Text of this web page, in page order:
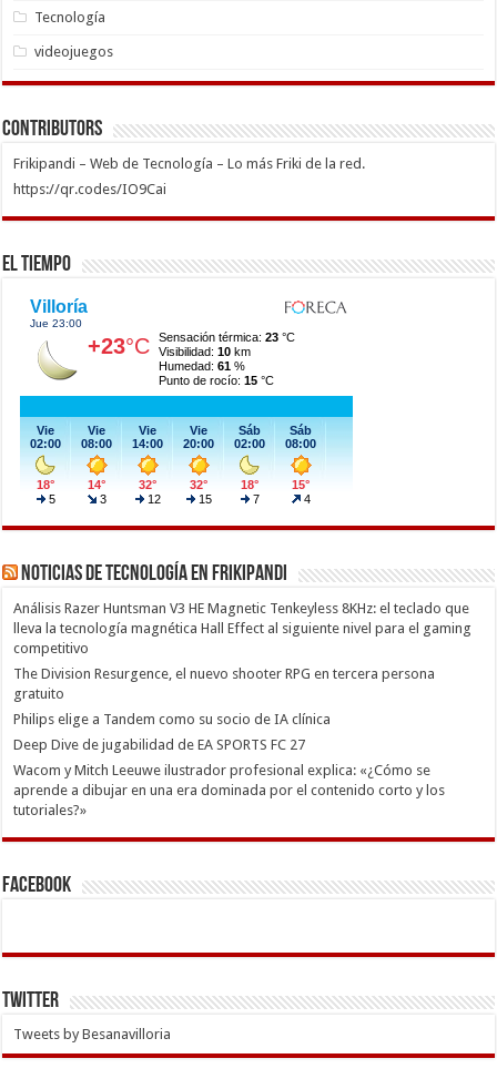
Tecnología
videojuegos
Contributors
Frikipandi – Web de Tecnología – Lo más Friki de la red.
https://qr.codes/IO9Cai
El Tiempo
Noticias de Tecnología en Frikipandi
Análisis Razer Huntsman V3 HE Magnetic Tenkeyless 8KHz: el teclado que
lleva la tecnología magnética Hall Effect al siguiente nivel para el gaming
competitivo
The Division Resurgence, el nuevo shooter RPG en tercera persona
gratuito
Philips elige a Tandem como su socio de IA clínica
Deep Dive de jugabilidad de EA SPORTS FC 27
Wacom y Mitch Leeuwe ilustrador profesional explica: «¿Cómo se
aprende a dibujar en una era dominada por el contenido corto y los
tutoriales?»
Facebook
Twitter
Tweets by Besanavilloria